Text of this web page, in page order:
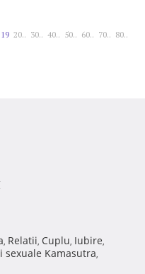
19 20.. 30.. 40.. 50.. 60.. 70.. 80..
, Relatii, Cuplu, Iubire,
sexuale Kamasutra,